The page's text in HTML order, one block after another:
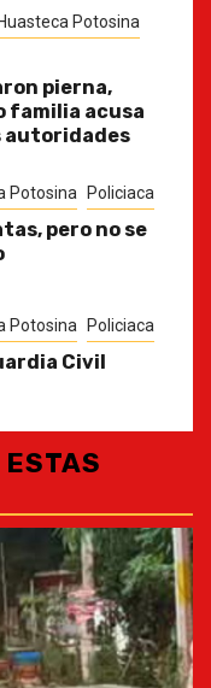
Huasteca Potosina
pierna,
familia acusa
autoridades
Potosina Policiaca
pero no se
Potosina Policiaca
Civil
ESTAS